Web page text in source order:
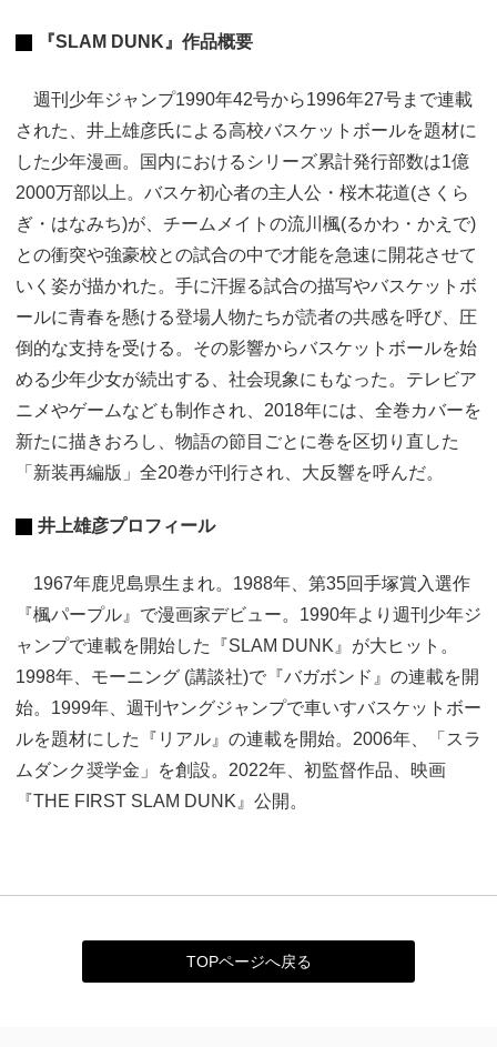
『SLAM DUNK』作品概要
週刊少年ジャンプ1990年42号から1996年27号まで連載
された、井上雄彦氏による高校バスケットボールを題材に
した少年漫画。国内におけるシリーズ累計発行部数は1億
2000万部以上。バスケ初心者の主人公・桜木花道(さくら
ぎ・はなみち)が、チームメイトの流川楓(るかわ・かえで)
との衝突や強豪校との試合の中で才能を急速に開花させて
いく姿が描かれた。手に汗握る試合の描写やバスケットボ
ールに青春を懸ける登場人物たちが読者の共感を呼び、圧
倒的な支持を受ける。その影響からバスケットボールを始
める少年少女が続出する、社会現象にもなった。テレビア
ニメやゲームなども制作され、2018年には、全巻カバーを
新たに描きおろし、物語の節目ごとに巻を区切り直した
「新装再編版」全20巻が刊行され、大反響を呼んだ。
井上雄彦プロフィール
1967年鹿児島県生まれ。1988年、第35回手塚賞入選作
『楓パープル』で漫画家デビュー。1990年より週刊少年ジ
ャンプで連載を開始した『SLAM DUNK』が大ヒット。
1998年、モーニング (講談社)で『バガボンド』の連載を開
始。1999年、週刊ヤングジャンプで車いすバスケットボー
ルを題材にした『リアル』の連載を開始。2006年、「スラ
ムダンク奨学金」を創設。2022年、初監督作品、映画
『THE FIRST SLAM DUNK』公開。
TOPページへ戻る